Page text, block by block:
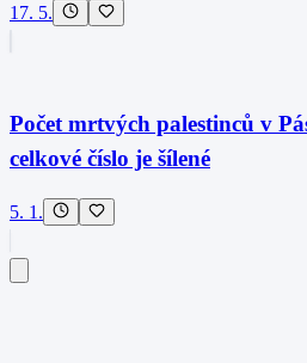
17. 5.
Počet mrtvých palestinců v
celkové číslo je šílené
5. 1.